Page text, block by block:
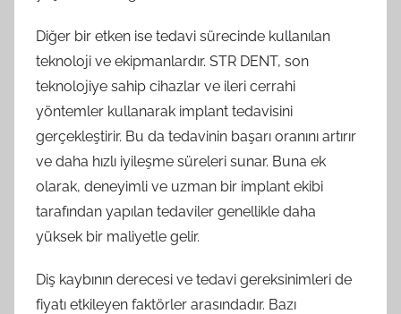
Diğer bir etken ise tedavi sürecinde kullanılan
teknoloji ve ekipmanlardır. STR DENT, son
teknolojiye sahip cihazlar ve ileri cerrahi
yöntemler kullanarak implant tedavisini
gerçekleştirir. Bu da tedavinin başarı oranını artırır
ve daha hızlı iyileşme süreleri sunar. Buna ek
olarak, deneyimli ve uzman bir implant ekibi
tarafından yapılan tedaviler genellikle daha
yüksek bir maliyetle gelir.
Diş kaybının derecesi ve tedavi gereksinimleri de
fiyatı etkileyen faktörler arasındadır. Bazı